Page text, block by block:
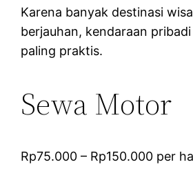
Karena banyak destinasi
berjauhan, kendaraan
paling praktis.
Sewa Motor
Rp75.000 – Rp150.000 per